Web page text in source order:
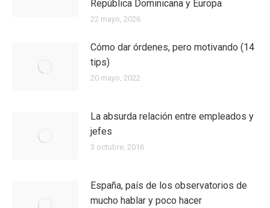
República Dominicana y Europa
22 mayo, 2026
Cómo dar órdenes, pero motivando (14
tips)
20 mayo, 2022
La absurda relación entre empleados y
jefes
3 octubre, 2016
España, país de los observatorios de
mucho hablar y poco hacer